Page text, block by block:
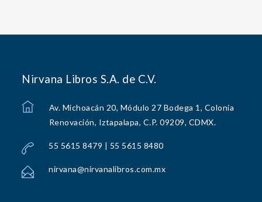
Nirvana Libros S.A. de C.V.
Av. Michoacán 20, Módulo 27 Bodega 1, Colonia
Renovación, Iztapalapa, C.P. 09209, CDMX.
55 5615 8479 | 55 5615 8480
nirvana@nirvanalibros.com.mx